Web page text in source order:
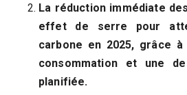
La réduction immédiate
effet de serre pour
carbone en 2025, grâce
consommation et une
planifiée.